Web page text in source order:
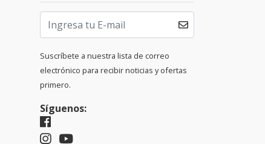
Suscríbete a nuestra lista de correo
electrónico para recibir noticias y ofertas
primero.
Síguenos: